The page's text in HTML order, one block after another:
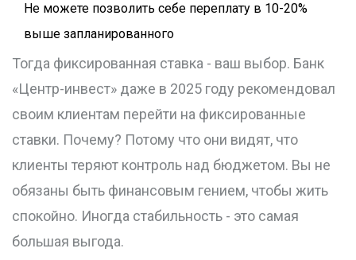
Не можете позволить себе переплату в 10-20%
выше запланированного
Тогда фиксированная ставка - ваш выбор. Банк
«Центр-инвест» даже в 2025 году рекомендовал
своим клиентам перейти на фиксированные
ставки. Почему? Потому что они видят, что
клиенты теряют контроль над бюджетом. Вы не
обязаны быть финансовым гением, чтобы жить
спокойно. Иногда стабильность - это самая
большая выгода.